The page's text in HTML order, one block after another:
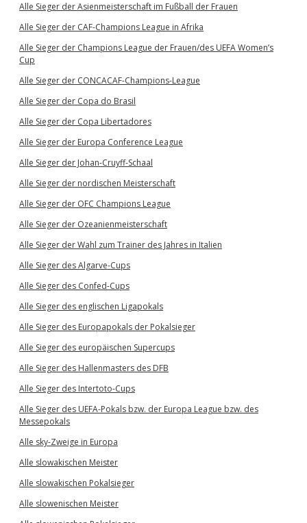
Alle Sieger der Asienmeisterschaft im Fußball der Frauen
Alle Sieger der CAF-Champions League in Afrika
Alle Sieger der Champions League der Frauen/des UEFA Women’s
Cup
Alle Sieger der CONCACAF-Champions-League
Alle Sieger der Copa do Brasil
Alle Sieger der Copa Libertadores
Alle Sieger der Europa Conference League
Alle Sieger der Johan-Cruyff-Schaal
Alle Sieger der nordischen Meisterschaft
Alle Sieger der OFC Champions League
Alle Sieger der Ozeanienmeisterschaft
Alle Sieger der Wahl zum Trainer des Jahres in Italien
Alle Sieger des Algarve-Cups
Alle Sieger des Confed-Cups
Alle Sieger des englischen Ligapokals
Alle Sieger des Europapokals der Pokalsieger
Alle Sieger des europäischen Supercups
Alle Sieger des Hallenmasters des DFB
Alle Sieger des Intertoto-Cups
Alle Sieger des UEFA-Pokals bzw. der Europa League bzw. des
Messepokals
Alle sky-Zweige in Europa
Alle slowakischen Meister
Alle slowakischen Pokalsieger
Alle slowenischen Meister